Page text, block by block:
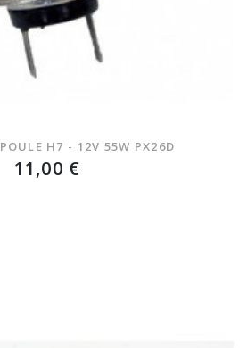
H7 - 12V 55W PX26D
11,00 €